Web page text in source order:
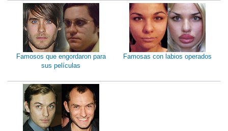
Famosos que engordaron para
sus películas
Famosas con labios operados